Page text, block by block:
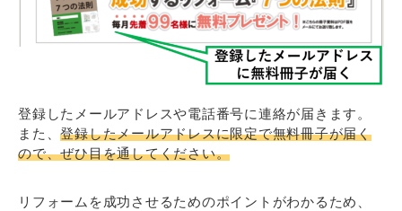
登録したメールアドレスや電話番号に連絡が届きます。
また、登録したメールアドレスに限定で無料冊子が届く
ので、ぜひ目を通してください。
リフォームを成功させるためのポイントがわかるため、